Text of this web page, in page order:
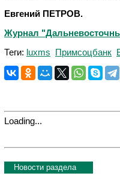
Евгений ПЕТРОВ.
Журнал
Теги: luxms Примсоцбанк
Loading...
Новости раздела